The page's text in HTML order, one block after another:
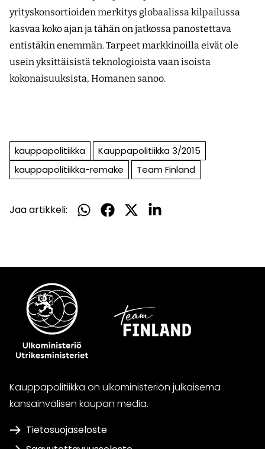
yrityskonsortioiden merkitys globaalissa kilpailussa
kasvaa koko ajan ja tähän on jatkossa panostettava
entistäkin enemmän. Tarpeet markkinoilla eivät ole
usein yksittäisistä teknologioista vaan isoista
kokonaisuuksista, Homanen sanoo.
kauppapolitiikka
Kauppapolitiikka 3/2015
kauppapolitiikka-remake
Team Finland
Jaa artikkeli:
Jaa
Jaa
Jaa
Jaa
Kauppapolitiikka on ulkoministeriön julkaisema
kansainvälisen kaupan media.
Tietosuojaseloste